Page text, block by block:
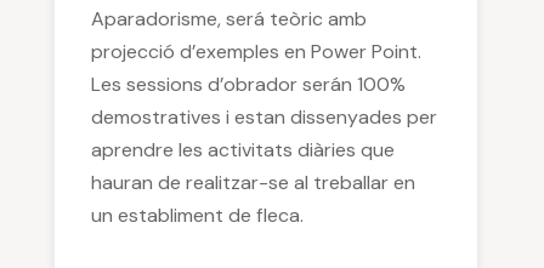
Aparadorisme, será teòric amb
projecció d’exemples en Power Point.
Les sessions d’obrador serán 100%
demostratives i estan dissenyades per
aprendre les activitats diàries que
hauran de realitzar-se al treballar en
un establiment de fleca.